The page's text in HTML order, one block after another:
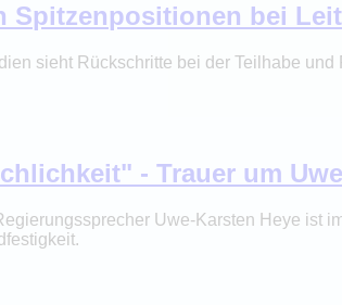
Spitzenpositionen bei
sieht Rückschritte bei der Teilhabe
- Trauer um
Uwe-Karsten Heye ist